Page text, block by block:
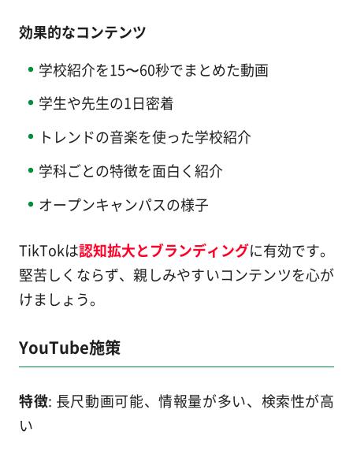
効果的なコンテンツ
学校紹介を15〜60秒でまとめた動画
学生や先生の1日密着
トレンドの音楽を使った学校紹介
学科ごとの特徴を面白く紹介
オープンキャンパスの様子
TikTokは認知拡大とブランディングに有効です。
堅苦しくならず、親しみやすいコンテンツを心が
けましょう。
YouTube施策
特徴: 長尺動画可能、情報量が多い、検索性が高
い